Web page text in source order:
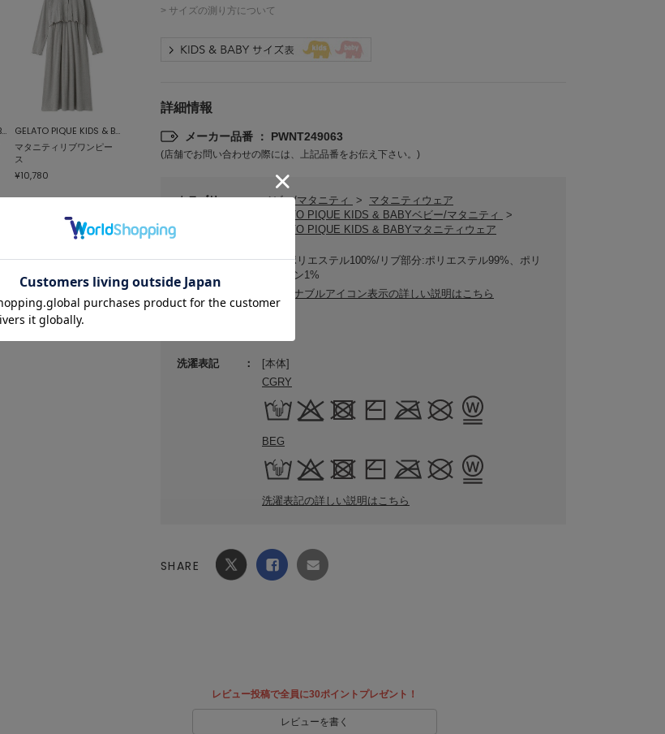
> サイズの測り方について
詳細情報
メーカー品番 ： PWNT249063
(店舗でお問い合わせの際には、上記品番をお伝え下さい。)
カテゴリ ベビー/マタニティ >
マタニティウェア
GELATO PIQUE KIDS & BABYベビー/マタニティ
>
GELATO PIQUE KIDS & BABYマタニティウェア
素材
本体:ポリエステル100%/リブ部分:ポリエステル99%、ポリ
ウレタン1%
サステナブルアイコン表示の詳しい説明はこちら
洗濯表記
[本体]
CGRY
BEG
洗濯表記の詳しい説明はこちら
SHARE
GELATO PIQUE KIDS & BABY GELATO PIQUE KIDS & BABY
マタニティリブワンピー
ス
¥10,780
レビュー投稿で全員に30ポイントプレゼント！
レビューを書く